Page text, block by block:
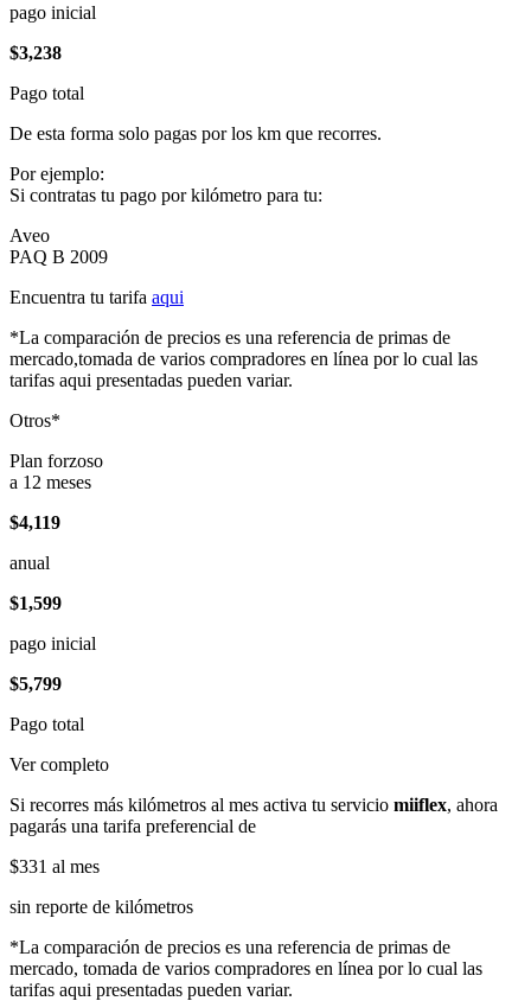
pago inicial
$3,238
Pago total
De esta forma solo pagas por los km que recorres.
Por ejemplo:
Si contratas tu pago por kilómetro para tu:
Aveo
PAQ B 2009
Encuentra tu tarifa aqui
*La comparación de precios es una referencia de primas de
mercado,tomada de varios compradores en línea por lo cual las
tarifas aqui presentadas pueden variar.
Otros*
Plan forzoso
a 12 meses
$4,119
anual
$1,599
pago inicial
$5,799
Pago total
Ver completo
Si recorres más kilómetros al mes activa tu servicio miiflex, ahora
pagarás una tarifa preferencial de
$331 al mes
sin reporte de kilómetros
*La comparación de precios es una referencia de primas de
mercado, tomada de varios compradores en línea por lo cual las
tarifas aqui presentadas pueden variar.